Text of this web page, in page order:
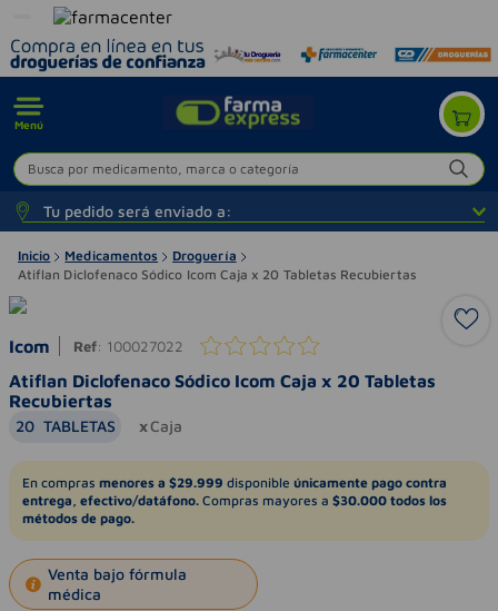
Menú
Busca por medicamento, marca o categoría
Tu pedido será enviado a:
Inicio Medicamentos
Droguería
Atiflan Diclofenaco Sódico Icom Caja x 20 Tabletas Recubiertas
Icom Ref: 100027022
Atiflan Diclofenaco Sódico Icom Caja x 20 Tabletas
Recubiertas
20 TABLETAS Caja
En compras menores a $29.999 disponible únicamente pago contra
entrega, efectivo/datáfono. Compras mayores a $30.000 todos los
métodos de pago.
Venta bajo fórmula
médica